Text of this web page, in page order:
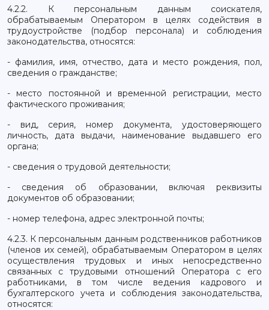
4.2.2. К персональным данным соискателя,
обрабатываемым Оператором в целях содействия в
трудоустройстве (подбор персонала) и соблюдения
законодательства, относятся:
- фамилия, имя, отчество, дата и место рождения, пол,
сведения о гражданстве;
- место постоянной и временной регистрации, место
фактического проживания;
- вид, серия, номер документа, удостоверяющего
личность, дата выдачи, наименование выдавшего его
органа;
- сведения о трудовой деятельности;
- сведения об образовании, включая реквизиты
документов об образовании;
- номер телефона, адрес электронной почты;
4.2.3. К персональным данным родственников работников
(членов их семей), обрабатываемым Оператором в целях
осуществления трудовых и иных непосредственно
связанных с трудовыми отношений Оператора с его
работниками, в том числе ведения кадрового и
бухгалтерского учета и соблюдения законодательства,
относятся: